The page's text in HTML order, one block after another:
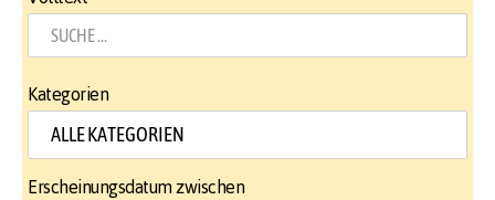
Kategorien
Erscheinungsdatum zwischen